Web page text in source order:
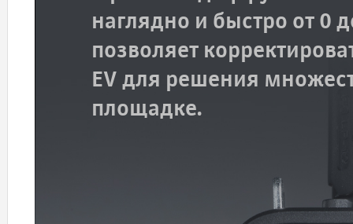
наглядно и быстро от 0
позволяет
EV для решения
площадке.